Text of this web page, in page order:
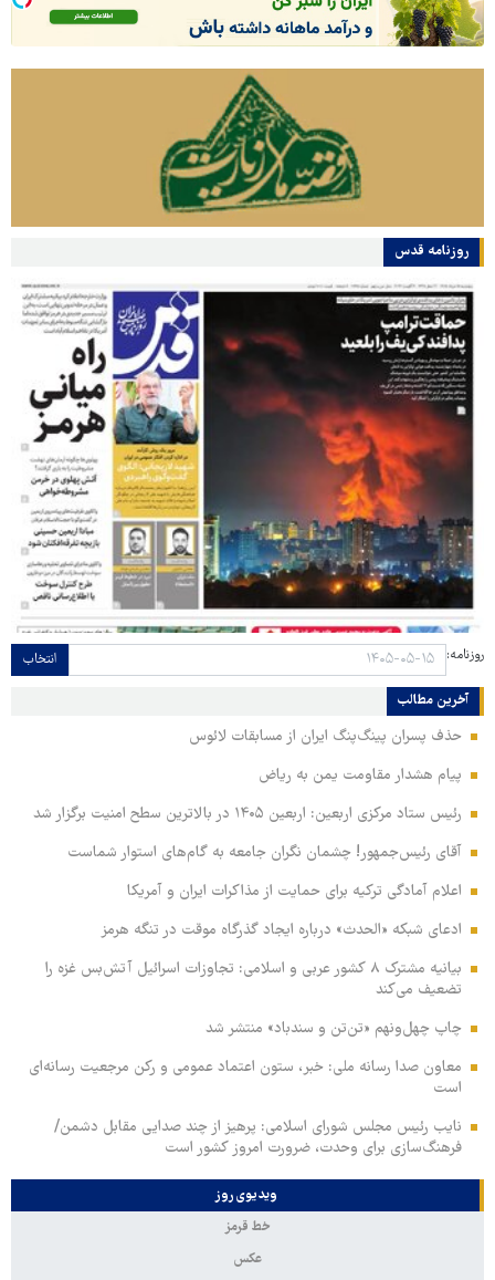
روزنامه قدس
روزنامه: انتخاب
آخرین مطالب
حذف پسران پینگ‌پنگ ایران از مسابقات لائوس
پیام هشدار مقاومت یمن به ریاض
رئیس ستاد مرکزی اربعین: اربعین ۱۴۰۵ در بالاترین سطح امنیت برگزار شد
آقای رئیس‌جمهور! چشمان نگران جامعه به گام‌های استوار شماست
اعلام آمادگی ترکیه برای حمایت از مذاکرات ایران و آمریکا
ادعای شبکه «الحدث» درباره ایجاد گذرگاه موقت در تنگه هرمز
بیانیه مشترک ۸ کشور عربی و اسلامی: تجاوزات اسرائیل آتش‌بس غزه را
تضعیف می‌کند
چاپ چهل‌ونهم «تن‌تن و سندباد» منتشر شد
معاون صدا رسانه ملی: خبر، ستون اعتماد عمومی و رکن مرجعیت رسانه‌ای
است
نایب رئیس مجلس شورای اسلامی: پرهیز از چند صدایی مقابل دشمن/
فرهنگ‌سازی برای وحدت، ضرورت امروز کشور است
ویدیوی روز
خط قرمز
عکس